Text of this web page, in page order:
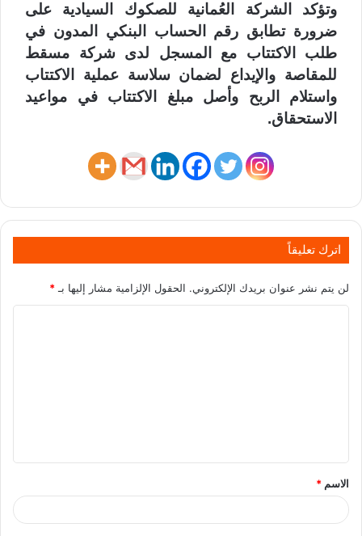
وتؤكد الشركة العُمانية للصكوك السيادية على
ضرورة تطابق رقم الحساب البنكي المدون في
طلب الاكتتاب مع المسجل لدى شركة مسقط
للمقاصة والإيداع لضمان سلاسة عملية الاكتتاب
واستلام الربح وأصل مبلغ الاكتتاب في مواعيد
الاستحقاق.
اترك تعليقاً
لن يتم نشر عنوان بريدك الإلكتروني. الحقول الإلزامية مشار إليها بـ *
الاسم *